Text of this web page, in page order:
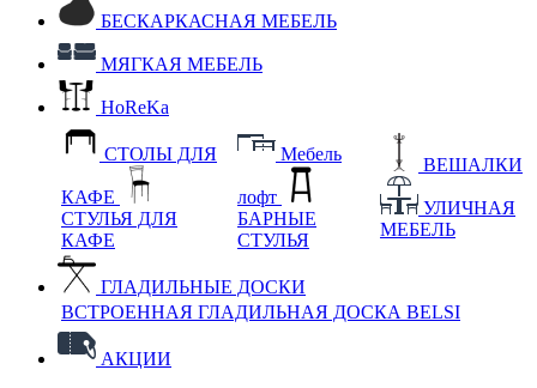
БЕСКАРКАСНАЯ МЕБЕЛЬ
МЯГКАЯ МЕБЕЛЬ
HoReKa
СТОЛЫ ДЛЯ
КАФЕ
СТУЛЬЯ ДЛЯ
КАФЕ
Мебель
лофт
БАРНЫЕ
СТУЛЬЯ
ВЕШАЛКИ
УЛИЧНАЯ
МЕБЕЛЬ
ГЛАДИЛЬНЫЕ ДОСКИ
ВСТРОЕННАЯ ГЛАДИЛЬНАЯ ДОСКА BELSI
АКЦИИ